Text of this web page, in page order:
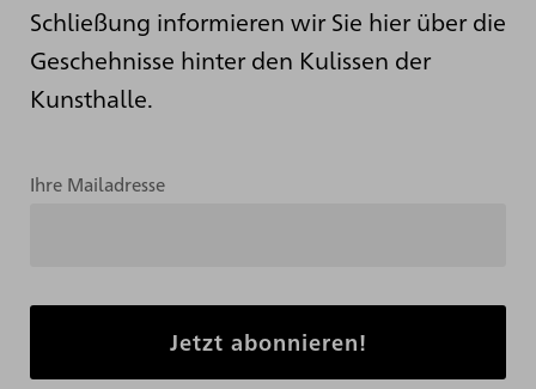
Schließung informieren wir Sie hier über die
Geschehnisse hinter den Kulissen der
Kunsthalle.
Ihre Mailadresse